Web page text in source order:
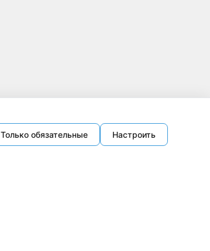
Только обязательные Настроить